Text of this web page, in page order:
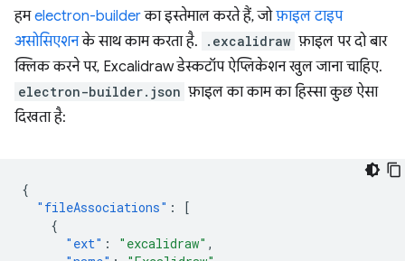
हमelectron-builderका इस्तेमाल करते हैं, जोफ़ाइल टाइप
असोसिएशनके साथ काम करता है. .excalidraw फ़ाइल पर दो बार
क्लिक करने पर, Excalidraw डेस्कटॉप ऐप्लिकेशन खुल जाना चाहिए.
electron-builder.json फ़ाइल का काम का हिस्सा कुछ ऐसा
दिखता है:
{
"fileAssociations" :
[
{
"ext" : "excalidraw" ,